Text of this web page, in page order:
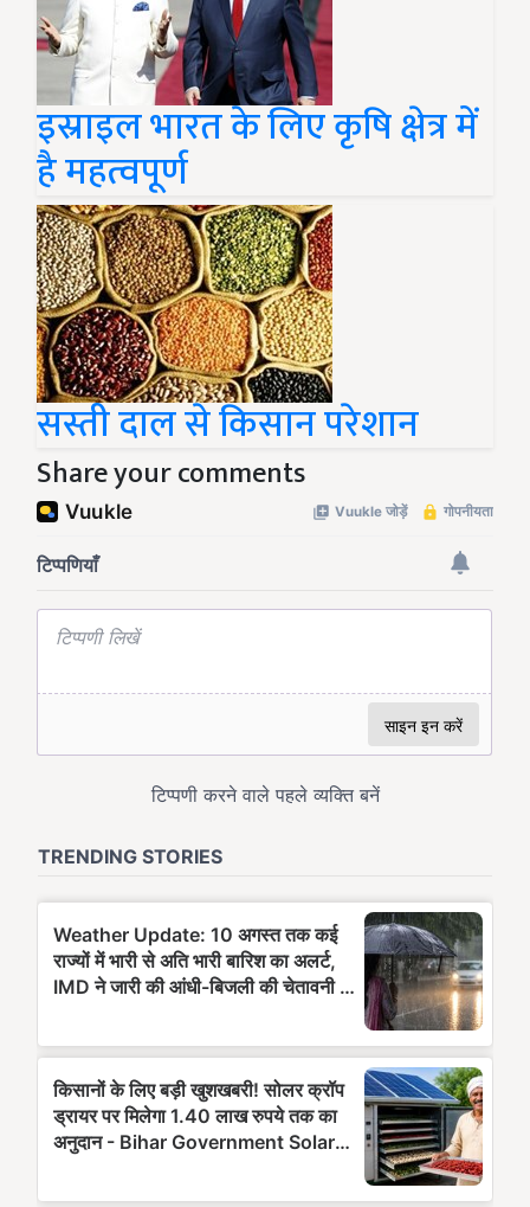
इस्राइल भारत के लिए कृषि क्षेत्र में
है महत्वपूर्ण
सस्ती दाल से किसान परेशान
Share your comments